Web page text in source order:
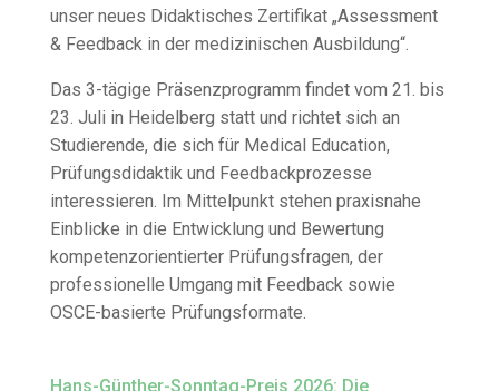
unser neues Didaktisches Zertifikat „Assessment
& Feedback in der medizinischen Ausbildung“.
Das 3-tägige Präsenzprogramm findet vom 21. bis
23. Juli in Heidelberg statt und richtet sich an
Studierende, die sich für Medical Education,
Prüfungsdidaktik und Feedbackprozesse
interessieren. Im Mittelpunkt stehen praxisnahe
Einblicke in die Entwicklung und Bewertung
kompetenzorientierter Prüfungsfragen, der
professionelle Umgang mit Feedback sowie
OSCE-basierte Prüfungsformate.
Hans-Günther-Sonntag-Preis 2026: Die